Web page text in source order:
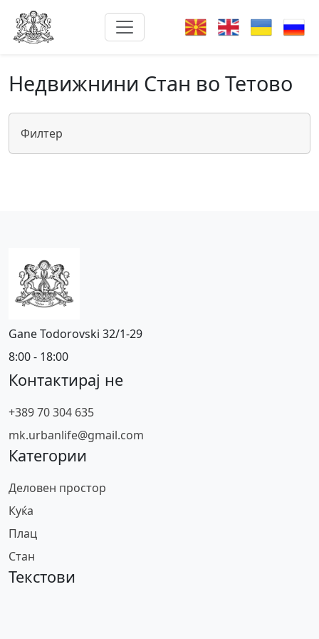
Недвижнини Стан во Тетово
Филтер
Gane Todorovski 32/1-29
8:00 - 18:00
Контактирај не
+389 70 304 635
mk.urbanlife@gmail.com
Категории
Деловен простор
Куќа
Плац
Стан
Текстови